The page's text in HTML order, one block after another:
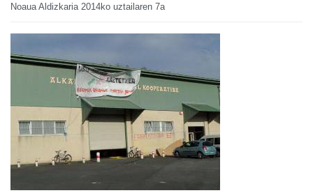
Noaua Aldizkaria 2014ko uztailaren 7a